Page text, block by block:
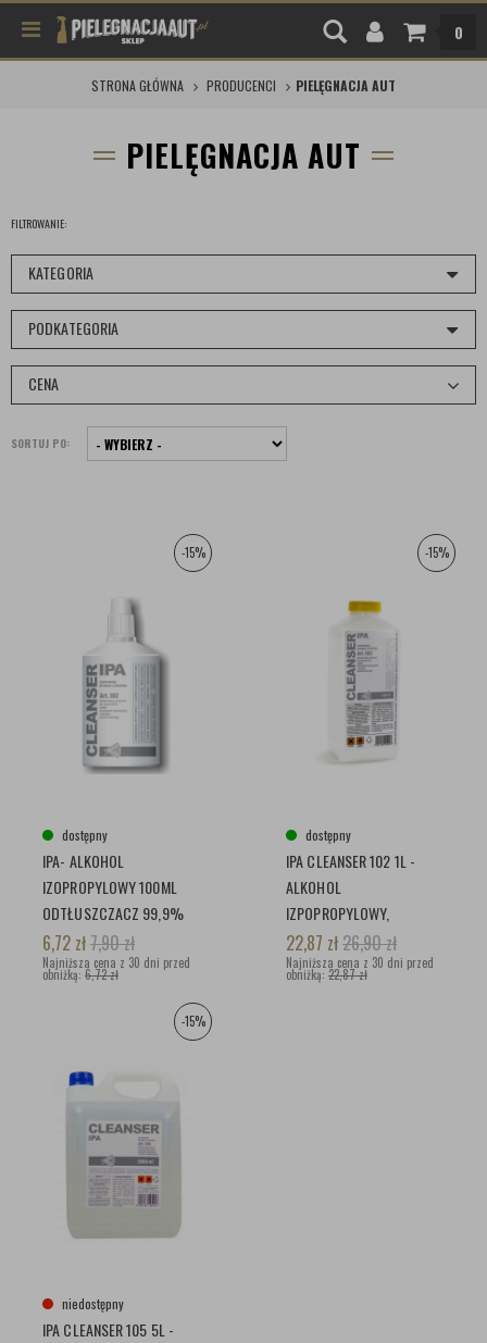
0
STRONA GŁÓWNA PRODUCENCI PIELĘGNACJA AUT
PIELĘGNACJA AUT
FILTROWANIE:
KATEGORIA
PODKATEGORIA
CENA
SORTUJ PO:
-15%
dostępny
IPA- ALKOHOL
IZOPROPYLOWY 100ML
ODTŁUSZCZACZ 99,9%
6,72 zł7,90zł
Najniższa cena z 30 dni przed
obniżką: 6,72 zł
-15%
dostępny
IPA CLEANSER 102 1L -
ALKOHOL
IZPOPROPYLOWY,
ODTŁUSZCZACZ 99,9%
22,87 zł26,90zł
Najniższa cena z 30 dni przed
obniżką: 22,87 zł
-15%
niedostępny
IPA CLEANSER 105 5L -